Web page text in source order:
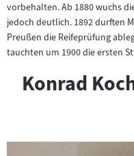
vorbehalten. Ab 1880 wuchs
jedoch deutlich. 1892 durften
Preußen die Reifeprüfung
tauchten um 1900 die ersten
Konrad